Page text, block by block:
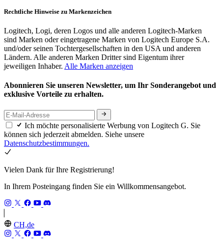
Rechtliche Hinweise zu Markenzeichen
Logitech, Logi, deren Logos und alle anderen Logitech-Marken
sind Marken oder eingetragene Marken von Logitech Europe S.A.
und/oder seinen Tochtergesellschaften in den USA und anderen
Ländern. Alle anderen Marken Dritter sind Eigentum ihrer
jeweiligen Inhaber. Alle Marken anzeigen
Abonnieren Sie unseren Newsletter, um Ihr Sonderangebot und
exklusive Vorteile zu erhalten.
Ich möchte personalisierte Werbung von Logitech G. Sie
können sich jederzeit abmelden. Siehe unsere
Datenschutzbestimmungen.
Vielen Dank für Ihre Registrierung!
In Ihrem Posteingang finden Sie ein Willkommensangebot.
CH,de